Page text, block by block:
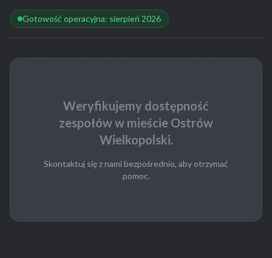
Gotowość operacyjna: sierpień 2026
Weryfikujemy dostępność
zespołów w mieście Ostrów
Wielkopolski.
Skontaktuj się z nami bezpośrednio, aby otrzymać
pomoc.